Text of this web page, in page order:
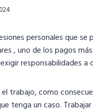
personales que
, uno de los pagos
responsabilidades a
trabajo, como
tenga un caso.